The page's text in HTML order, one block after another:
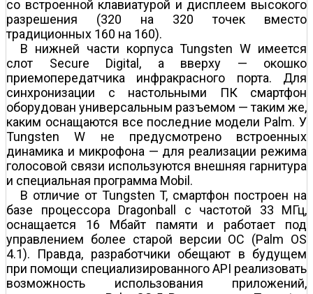
со встроенной клавиатурой и дисплеем высокого
разрешения (320 на 320 точек вместо
традиционных 160 на 160).
В нижней части корпуса Tungsten W имеется
слот Secure Digital, а вверху — окошко
приемопередатчика инфракрасного порта. Для
синхронизации с настольными ПК смартфон
оборудован универсальным разъемом — таким же,
каким оснащаются все последние модели Palm. У
Tungsten W не предусмотрено встроенных
динамика и микрофона — для реализации режима
голосовой связи используются внешняя гарнитура
и специальная программа Mobil.
В отличие от Tungsten T, смартфон построен на
базе процессора Dragonball с частотой 33 МГц,
оснащается 16 Мбайт памяти и работает под
управлением более старой версии ОС (Palm OS
4.1). Правда, разработчики обещают в будущем
при помощи специализированного API реализовать
возможность использования приложений,